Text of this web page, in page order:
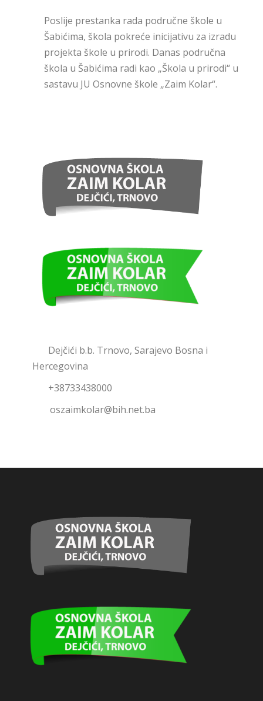
Poslije prestanka rada područne škole u
Šabićima, škola pokreće inicijativu za izradu
projekta škole u prirodi. Danas područna
škola u Šabićima radi kao „Škola u prirodi“ u
sastavu JU Osnovne škole „Zaim Kolar“.
Dejčići b.b. Trnovo, Sarajevo Bosna i
Hercegovina
+38733438000
oszaimkolar@bih.net.ba